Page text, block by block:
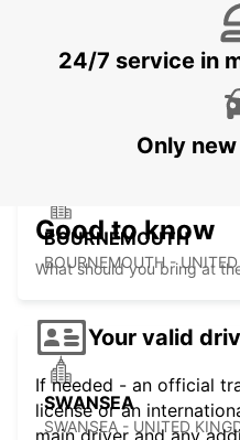
EXETER AIRPORT
EXETER - UNITED
BOURNEMOUTH
BOURNEMOUTH -
SWANSEA
SWANSEA - UNITED
24/7 service in
Only
Good to know
What should you bring at
Your valid
If needed - an official
license or an